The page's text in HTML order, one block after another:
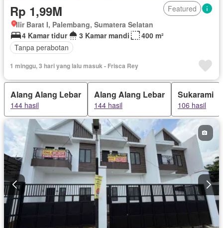
Rp 1,99M
Featured
Ilir Barat I, Palembang, Sumatera Selatan
4 Kamar tidur
3 Kamar mandi
400 m²
Tanpa perabotan
1 minggu, 3 hari yang lalu masuk - Frisca Rey
Alang Alang Lebar
144 hasil
Alang Alang Lebar
144 hasil
Sukarami
106 hasil